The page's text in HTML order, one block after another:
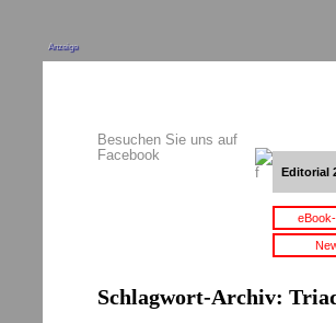
Anzeige
Besuchen Sie uns auf
Facebook
Editorial
Schlagwort-Archiv: